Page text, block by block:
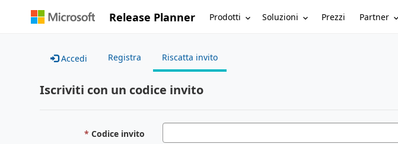
Release Planner Prodotti Soluzioni Prezzi Partner
Accedi Registra Riscatta invito
Iscriviti con un codice invito
Codice invito